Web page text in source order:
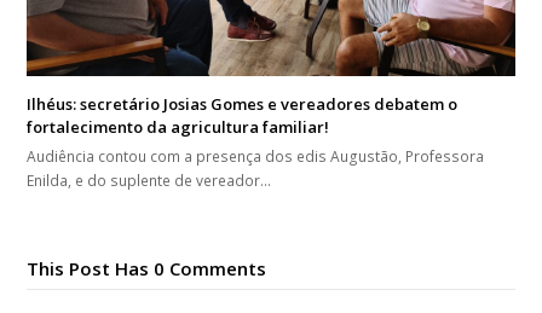
Ilhéus: secretário Josias Gomes e vereadores debatem o
fortalecimento da agricultura familiar!
Audiência contou com a presença dos edis Augustão, Professora
Enilda, e do suplente de vereador…
This Post Has 0 Comments